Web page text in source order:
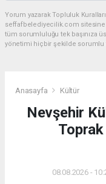
Yorum yazarak Topluluk
seffafbelediyecilik.com sitesine
tüm sorumluluğu tek başınıza
yönetimi hiçbir şekilde sorumlu
Anasayfa Kültür
Nevşehir
08.08.2026 -